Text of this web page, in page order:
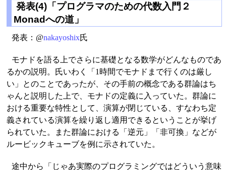
発表(4)「プログラマのための代数入門２
Monadへの道」
発表：@nakayoshix氏
モナドを語る上でさらに基礎となる数学がどんなものであ
るかの説明。氏いわく「1時間でモナドまで行くのは厳し
い」とのことであったが、その手前の概念である群論はち
ゃんと説明した上で、モナドの定義に入っていた。群論に
おける重要な特性として、演算が閉じている、すなわち定
義されている演算を繰り返し適用できるということが挙げ
られていた。また群論における「逆元」「非可換」などが
ルービックキューブを例に示されていた。
途中から「じゃあ実際のプログラミングではどういう意味